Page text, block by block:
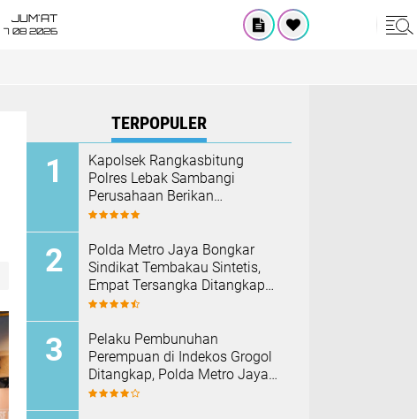
JUM'AT
7 08 2026
TERPOPULER
Kapolsek Rangkasbitung
Polres Lebak Sambangi
Perusahaan Berikan
Himbauan Cegah Kebakaran
‎Polda Metro Jaya Bongkar
Sindikat Tembakau Sintetis,
Empat Tersangka Ditangkap
dan Hampir Satu Kilogram
Pelaku Pembunuhan
Perempuan di Indekos Grogol
Ditangkap, Polda Metro Jaya
Sita Palu dan Sejumlah